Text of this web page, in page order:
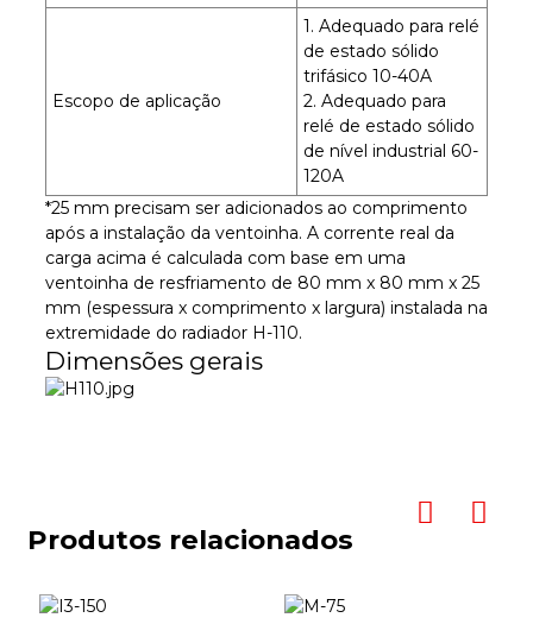
Escopo de aplicação
1. Adequado para relé
de estado sólido
trifásico 10-40A
2. Adequado para
relé de estado sólido
de nível industrial 60-
120A
*25 mm precisam ser adicionados ao comprimento
após a instalação da ventoinha. A corrente real da
carga acima é calculada com base em uma
ventoinha de resfriamento de 80 mm x 80 mm x 25
mm (espessura x comprimento x largura) instalada na
extremidade do radiador H-110.
Dimensões gerais
Produtos relacionados